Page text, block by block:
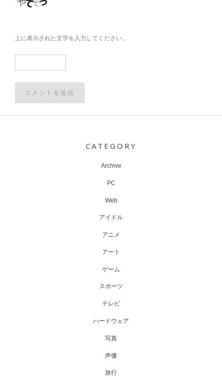
上に表示された文字を入力してください。
CATEGORY
Archive
PC
Web
アイドル
アニメ
アート
ゲーム
スポーツ
テレビ
ハードウェア
写真
声優
旅行